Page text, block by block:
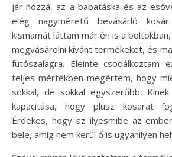
jár hozzá, az a babatáska és az
elég nagyméretű bevásárló
kismamát láttam már én is a
megvásárolni kívánt termékeket, és
futószalagra. Eleinte csodálkoztam
teljes mértékben megértem, hogy
sokkal, de sokkal egyszerűbb.
kapacitása, hogy plusz kosarat
Érdekes, hogy az ilyesmibe az
bele, amíg nem kerül ő is ugyanilyen